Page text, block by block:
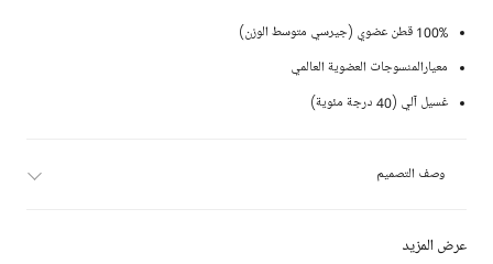
عرض المزيد
100% قطن عضوي (جيرسي متوسط الوزن)
معيارالمنسوجات العضوية العالمي
غسيل آلي (40 درجة مئوية)
وصف التصميم